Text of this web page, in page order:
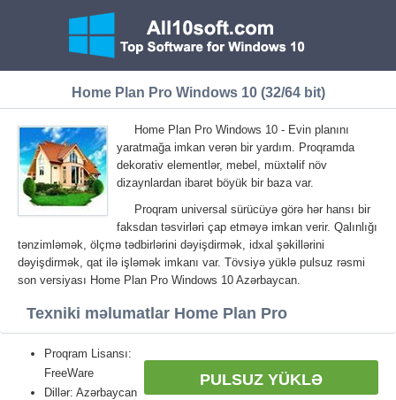
Home Plan Pro Windows 10 (32/64 bit)
Home Plan Pro Windows 10 - Evin planını
yaratmağa imkan verən bir yardım. Proqramda
dekorativ elementlər, mebel, müxtəlif növ
dizaynlardan ibarət böyük bir baza var.
Proqram universal sürücüyə görə hər hansı bir
faksdan təsvirləri çap etməyə imkan verir. Qalınlığı
tənzimləmək, ölçmə tədbirlərini dəyişdirmək, idxal şəkillərini
dəyişdirmək, qat ilə işləmək imkanı var. Tövsiyə yüklə pulsuz rəsmi
son versiyası Home Plan Pro Windows 10 Azərbaycan.
Texniki məlumatlar Home Plan Pro
PULSUZ YÜKLƏ
Proqram Lisansı:
FreeWare
Dillər: Azərbaycan